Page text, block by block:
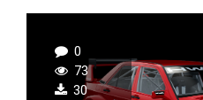
0
73
30